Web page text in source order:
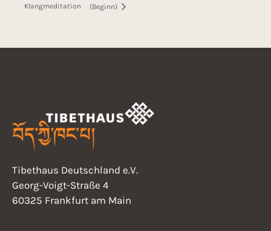
Klangmeditation
(Beginn)
Tibethaus Deutschland e.V.
Georg-Voigt-Straße 4
60325 Frankfurt am Main